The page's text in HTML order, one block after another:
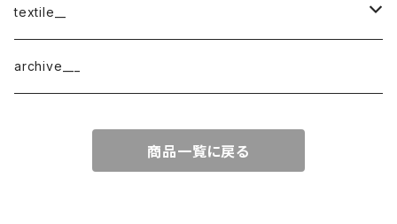
cotton
border
cotton × wool
textile__
織物
archive___
商品一覧に戻る